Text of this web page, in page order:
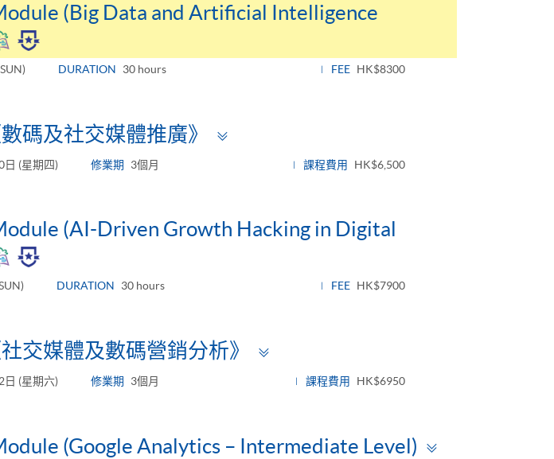
(Big Data and Artificial Intelligence
DURATION 30 hours FEE HK$8300
碼及社交媒體推廣》
日 (星期四) 修業期 3個月 課程費用 HK$6,500
(AI-Driven Growth Hacking in Digital
DURATION 30 hours FEE HK$7900
交媒體及數碼營銷分析》
panel
日 (星期六) 修業期 3個月 課程費用 HK$6950
(Google Analytics – Intermediate Level)